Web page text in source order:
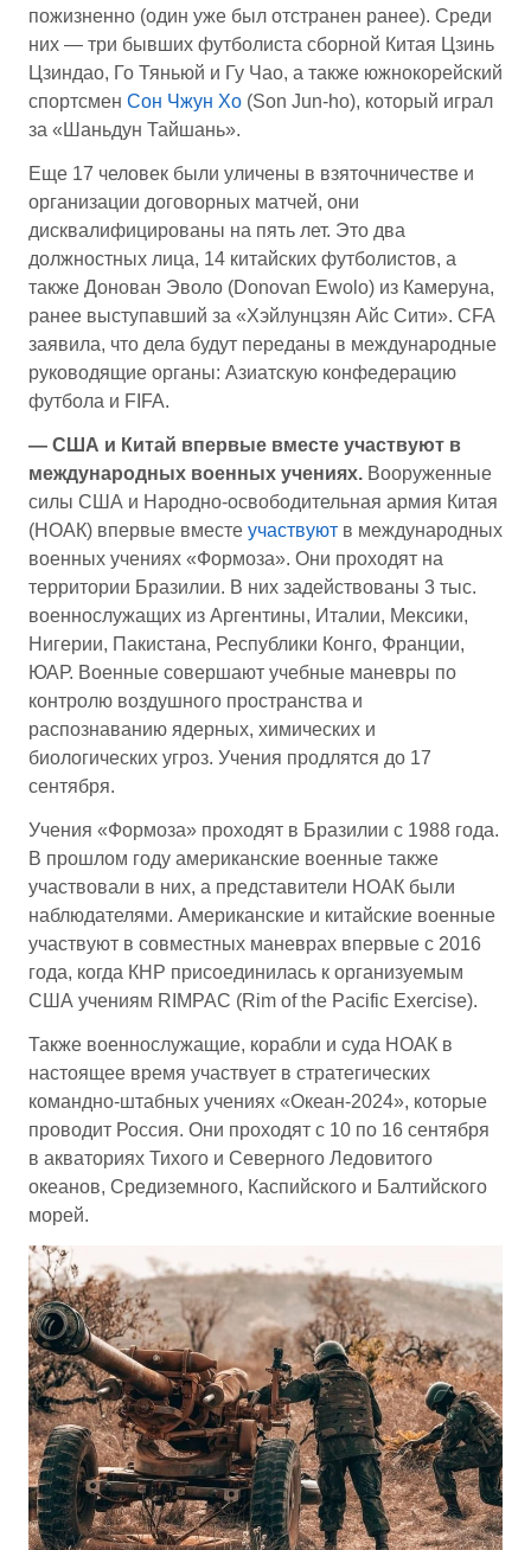
пожизненно (один уже был отстранен ранее). Среди
них — три бывших футболиста сборной Китая Цзинь
Цзиндао, Го Тяньюй и Гу Чао, а также южнокорейский
спортсмен Сон Чжун Хо (Son Jun-ho), который играл
за «Шаньдун Тайшань».
Еще 17 человек были уличены в взяточничестве и
организации договорных матчей, они
дисквалифицированы на пять лет. Это два
должностных лица, 14 китайских футболистов, а
также Донован Эволо (Donovan Ewolo) из Камеруна,
ранее выступавший за «Хэйлунцзян Айс Сити». CFA
заявила, что дела будут переданы в международные
руководящие органы: Азиатскую конфедерацию
футбола и FIFA.
— США и Китай впервые вместе участвуют в
международных военных учениях. Вооруженные
силы США и Народно-освободительная армия Китая
(НОАК) впервые вместе участвуют в международных
военных учениях «Формоза». Они проходят на
территории Бразилии. В них задействованы 3 тыс.
военнослужащих из Аргентины, Италии, Мексики,
Нигерии, Пакистана, Республики Конго, Франции,
ЮАР. Военные совершают учебные маневры по
контролю воздушного пространства и
распознаванию ядерных, химических и
биологических угроз. Учения продлятся до 17
сентября.
Учения «Формоза» проходят в Бразилии с 1988 года.
В прошлом году американские военные также
участвовали в них, а представители НОАК были
наблюдателями. Американские и китайские военные
участвуют в совместных маневрах впервые с 2016
года, когда КНР присоединилась к организуемым
США учениям RIMPAC (Rim of the Pacific Exercise).
Также военнослужащие, корабли и суда НОАК в
настоящее время участвует в стратегических
командно-штабных учениях «Океан-2024», которые
проводит Россия. Они проходят с 10 по 16 сентября
в акваториях Тихого и Северного Ледовитого
океанов, Средиземного, Каспийского и Балтийского
морей.